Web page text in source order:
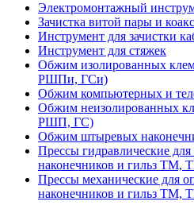
Электромонтажный
Зачистка витой пары и
Инструмент для зачистки
Инструмент для стяжек
Обжим изолированных
РШПи, ГСи)
Обжим компьютерных и
Обжим неизолированных
РШП, ГС)
Обжим штыревых
Прессы гидравлические
наконечников и гильз
Прессы механические для
наконечников и гильз